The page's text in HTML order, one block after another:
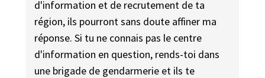
d'information et de recrutement de ta
région, ils pourront sans doute affiner ma
réponse. Si tu ne connais pas le centre
d'information en question, rends-toi dans
une brigade de gendarmerie et ils te